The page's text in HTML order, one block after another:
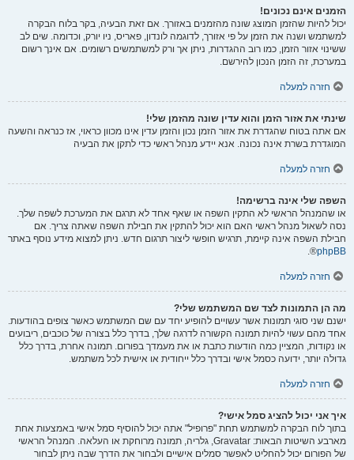
הזמנים אינם נכונים!
יכול להיות שהזמן המוצג שונה מהזמנים באזורך. אם זאת הבעיה, בקר בלוח הבקרה
למשתמש ושנה את הזמן על פי אזורך, לדוגמה לונדון, פאריס, ניו יורק, וכדומה. שים לב
ששינוי אזור הזמן, כמו רוב ההגדרות, ניתן אך ורק למשתמשים רשומים. אם אינך רשום
במערכת, זה הזמן הנכון להירשם.
חזרה למעלה
שינתי את אזור הזמן והוא עדין שונה מהזמן שלי!
אם אתה בטוח שהגדרת את אזור הזמן נכון והזמן עדין אינו מכוון כראוי, אז כנראה והשעה
המוגדרת בשרת אינה נכונה. אנא יידע מנהל ראשי כדי לתקן את הבעיה
חזרה למעלה
השפה שלי אינה ברשימה!
או שהמנהל הראשי לא התקין השפה או שאף אחד לא תרגם את המערכת לשפה שלך.
נסה לשאול מנהל ראשי האם הוא יכול להתקין את חבילת השפה שאתה צריך. אם
חבילת השפה אינה קיימת, תרגיש חופשי ליצור תרגום חדש. ניתן למצוא מידע נוסף באתר
phpBB
®.
חזרה למעלה
מה הן התמונות לצד שם המשתמש שלי?
ישנם שני סוגי תמונות אשר עשויים להופיע יחד עם שם המשתמש כאשר צופים בהודעות.
אחד מהם עשוי להיות תמונה הקשורה לדרגה שלך, בדרך כלל בצורה של כוכבים, ריבועים
או נקודות, המציין כמה הודעות כתבת או את מעמדך בפורום. תמונה אחרת, בדרך כלל
גדולה יותר, ידועה כסמל אישי ובדרך כלל ייחודית או אישית לכל משתמש.
חזרה למעלה
איך אני יכול להציג סמל אישי?
בתוך לוח הבקרה למשתמש תחת "פרופיל" אתה יכול להוסיף סמל אישי באמצעות אחת
מארבע השיטות הבאות: Gravatar, גלריה, תמונה מרוחקת או העלאה. המנהל הראשי
של הפורום יכול להחליט לאפשר סמלים אישיים ולבחור את הדרך שבה ניתן לבחור